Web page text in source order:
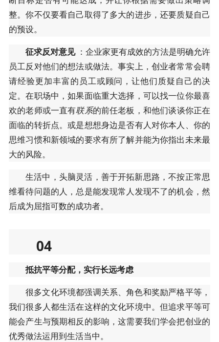
整。你不仅要看自己取得了多大的进步，还要质疑自己
的预设。
征求反对意见 ：企业家更有成效的方法是明确允许
员工反对他们的想法或做法。事实上，创业者常常会聘
请经验更加丰富的员工或顾问，让他们质疑自己的决
定。在职场中，如果面临重大选择，可以找一位你最喜
欢的老师或一直有联系的前任老板，和他们谈谈你正在
面临的转折点。或是想想身边是否有人对你本人、你的
思维习惯和新领域的要求有所了解并能为你指出未来最
大的风险。
生活中，头脑灵活，善于开拓新思路，不按正常思
维看待问题的人，总是能发现常人发现不了的机会，然
后成为屈指可数的成功者。
04
抵抗平等分配，实行长远考虑
很多文化环境都强调关系、角色和奖励严格平等，
我们很多人都生活在这样的文化环境中。但追求平等可
能会产生与预期相反的影响，这需要我们学会把创业的
优秀做法运用到生活当中。